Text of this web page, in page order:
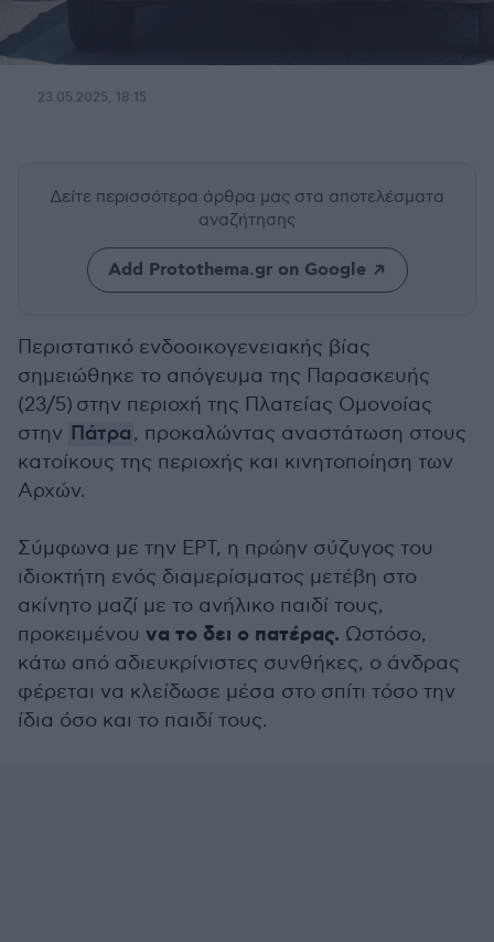
23.05.2025, 18:15
Δείτε περισσότερα άρθρα μας στα αποτελέσματα
αναζήτησης
Add Protothema.gr on Google
Περιστατικό ενδοοικογενειακής βίας
σημειώθηκε το απόγευμα της Παρασκευής
(23/5) στην περιοχή της Πλατείας Ομονοίας
στην Πάτρα, προκαλώντας αναστάτωση στους
κατοίκους της περιοχής και κινητοποίηση των
Αρχών.
Σύμφωνα με την ΕΡΤ, η πρώην σύζυγος του
ιδιοκτήτη ενός διαμερίσματος μετέβη στο
ακίνητο μαζί με το ανήλικο παιδί τους,
προκειμένου να το δει ο πατέρας. Ωστόσο,
κάτω από αδιευκρίνιστες συνθήκες, ο άνδρας
φέρεται να κλείδωσε μέσα στο σπίτι τόσο την
ίδια όσο και το παιδί τους.